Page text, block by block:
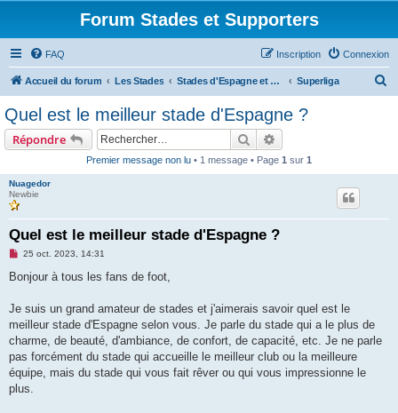
Forum Stades et Supporters
FAQ Connexion
Inscription
Accueil du forum Les Stades Stades d'Espagne et du Portugal Superliga
Quel est le meilleur stade d'Espagne ?
Répondre Rechercher
Premier message non lu • 1 message • Page 1 sur 1
Nuagedor
Newbie
Quel est le meilleur stade d'Espagne ?
M
s
g
n
o
l
u
25 oct. 2023, 14:31
Bonjour à tous les fans de foot,
Je suis un grand amateur de stades et j'aimerais savoir quel est le
meilleur stade d'Espagne selon vous. Je parle du stade qui a le plus de
charme, de beauté, d'ambiance, de confort, de capacité, etc. Je ne parle
pas forcément du stade qui accueille le meilleur club ou la meilleure
équipe, mais du stade qui vous fait rêver ou qui vous impressionne le
plus.